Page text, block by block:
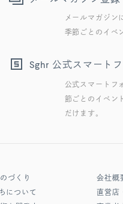
メールマガジン
季節ごとのイベ
Sghr 公式スマート
公式スマートフ
節ごとのイベン
だけます。
づくり
について
会社概
直営店